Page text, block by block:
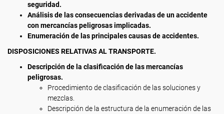
seguridad.
Análisis de las consecuencias derivadas de un accidente
con mercancías peligrosas implicadas.
Enumeración de las principales causas de accidentes.
DISPOSICIONES RELATIVAS AL TRANSPORTE.
Descripción de la clasificación de las mercancías
peligrosas.
Procedimiento de clasificación de las soluciones y
mezclas.
Descripción de la estructura de la enumeración de las